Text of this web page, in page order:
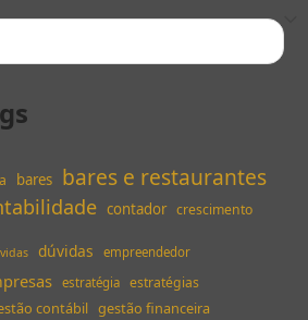
bares bares e restaurantes
contador crescimento
dúvidas empreendedor
estratégia
estratégias
contábil gestão financeira